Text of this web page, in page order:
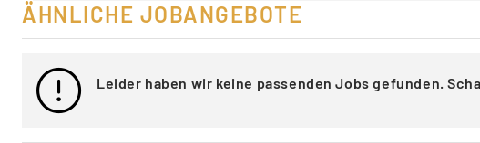
ÄHNLICHE JOBANGEBOTE
Leider haben wir keine passenden Jobs gefunden.